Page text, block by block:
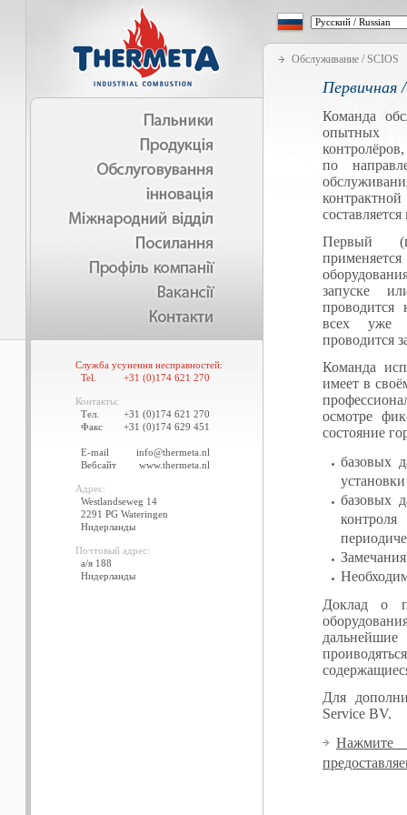
Служба усунення несправностей:
Tel.
+31 (0)174 621 270
Контакты:
Тел.
+31 (0)174 621 270
Факс
+31 (0)174 629 451
E-mail
info@thermeta.nl
Вебсайт
www.thermeta.nl
Адрес:
Westlandseweg 14
2291 PG Wateringen
Нидерланды
Почтовый адрес:
а/я 188
Нидерланды
Обслуживание / SCIOS
Первичная
Команда
опытных
по
Первый
запуске
проводится
всех уже
проводится
Команда
имеет в
осмотре
состояние
базовых
установки
базовых
Замечания
Доклад о
Для
Service BV.